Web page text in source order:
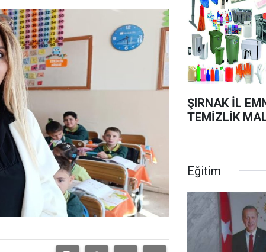
ŞIRNAK İL
TEMİZLİK
Eğitim